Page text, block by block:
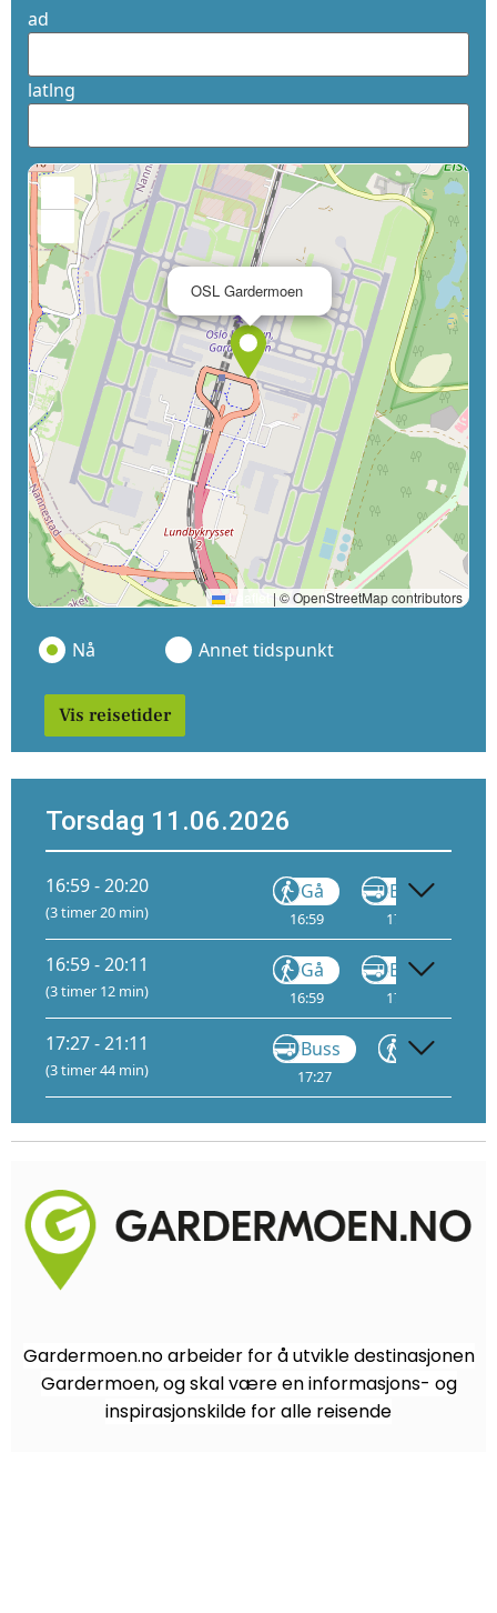
ad
latlng
OSL Gardermoen
Leaflet | © OpenStreetMap contributors
Nå Annet tidspunkt
Vis reisetider
Torsdag 11.06.2026
16:59 - 20:20
(3 timer 20 min)
Gå
16:59
Buss
17:11
16:59 - 20:11
(3 timer 12 min)
Gå
16:59
Buss
17:11
17:27 - 21:11
(3 timer 44 min)
Buss
17:27
Gå
Gardermoen.no arbeider for å utvikle destinasjonen
Gardermoen, og skal være en informasjons- og
inspirasjonskilde for alle reisende